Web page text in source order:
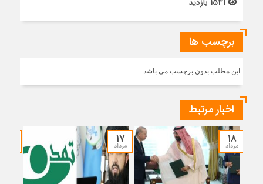
برچسب ها
این مطلب بدون برچسب می باشد.
اخبار مرتبط
۱۸
مرداد ۱۷
مرداد